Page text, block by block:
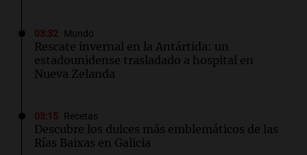
03:32 Mundo
Rescate invernal en la Antártida: un
estadounidense trasladado a hospital en
Nueva Zelanda
03:15 Recetas
Descubre los dulces más emblemáticos de las
Rías Baixas en Galicia